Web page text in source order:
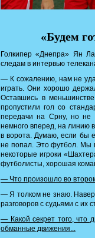
«Будем
Голкипер «Днепра» Ян
следам в интервью
— К сожалению, нам не
играть. Они хорошо
Оставшись в
пропустили гол со
передачи на Срну, но не
немного вперед, на линию
в ворота. Думаю, если бы
не попал. Это футбол. Мы
некоторые игроки
футболисты, хорошая
— Что произошло во втором
— Я толком не знаю.
разговоров с судьями с их
— Какой секрет того, что
обманные движения...